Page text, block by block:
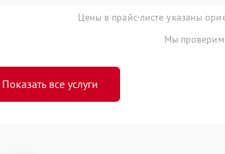
Цены в прайс-листе указаны
Мы проверим
Показать все услуги